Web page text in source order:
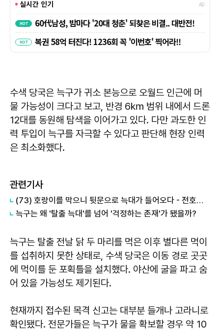
수색 당국은 늑구가 귀소 본능으로 오월드 인근에 머
물 가능성이 크다고 보고, 반경 6㎞ 범위 내에서 드론
12대를 동원해 탐색을 이어가고 있다. 다만 과도한 인
력 투입이 늑구를 자극할 수 있다고 판단해 현장 인력
은 최소화했다.
관련기사
(73) 호랑이를 막으니 뒷문으로 늑대가 들어오다 - 전호후랑(前虎後狼)
늑구는 왜 '탈출 늑대'를 넘어 '걱정하는 존재'가 됐을까?
늑구는 탈출 전날 닭 두 마리를 먹은 이후 별다른 먹이
를 섭취하지 못한 상태로, 수색 당국은 이동 경로 곳곳
에 먹이를 둔 포획틀을 설치했다. 야산에 굴을 파고 숨
어 있을 가능성도 제기된다.
현재까지 접수된 목격 신고는 대부분 들개나 고라니로
확인됐다. 전문가들은 늑구가 물을 확보할 경우 약 10